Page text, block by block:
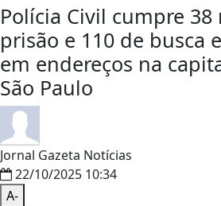
Polícia Civil cumpre
prisão e 110 de busca
em endereços na
São Paulo
Jornal Gazeta Notícias
22/10/2025 10:34
A-